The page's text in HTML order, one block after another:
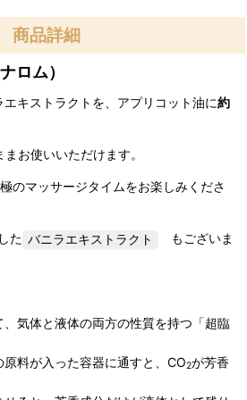
商品詳細
ロム）
キストラクトを、アプリコット油に約
お使いいただけます。
のマッサージタイムをお楽しみくださ
た
もございま
気体と液体の両方の性質を持つ「超臨
原料が入った容器に通すと、CO2が芳香